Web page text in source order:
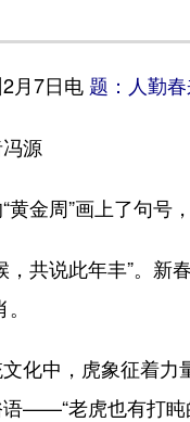
7日电 题：人勤
源
金周”画上了句号，
共说此年丰”。新
中，虎象征着力
——“老虎也有打盹